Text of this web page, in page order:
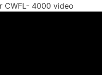
CWFL- 4000 video